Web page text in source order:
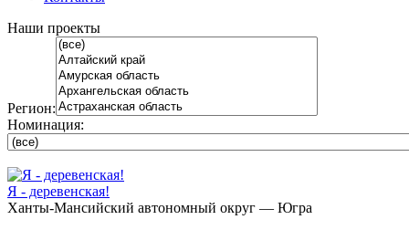
Наши проекты
Регион:
Номинация:
Я - деревенская!
Ханты-Мансийский автономный округ — Югра